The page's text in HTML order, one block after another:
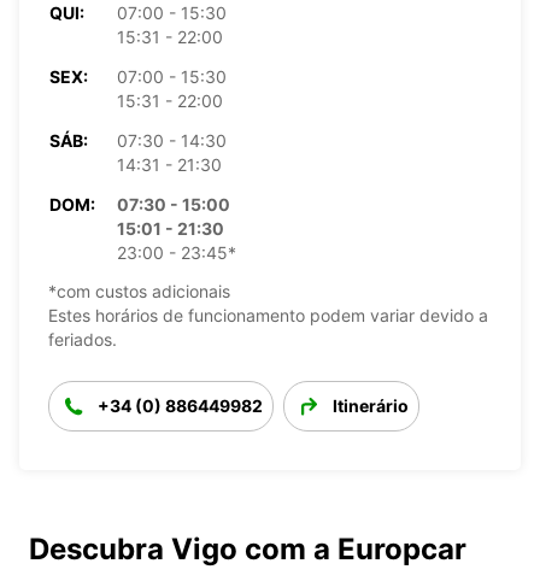
QUI:
07:00 - 15:30
15:31 - 22:00
SEX:
07:00 - 15:30
15:31 - 22:00
SÁB:
07:30 - 14:30
14:31 - 21:30
DOM:
07:30 - 15:00
15:01 - 21:30
23:00 - 23:45*
*com custos adicionais
Estes horários de funcionamento podem variar devido a
feriados.
+34 (0) 886449982 Itinerário
Descubra Vigo com a Europcar